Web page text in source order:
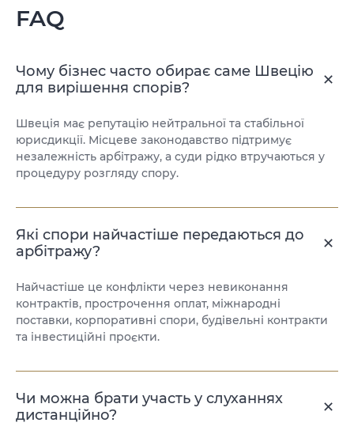
FAQ
Чому бізнес часто обирає саме Швецію
для вирішення спорів?
Швеція має репутацію нейтральної та стабільної
юрисдикції. Місцеве законодавство підтримує
незалежність арбітражу, а суди рідко втручаються у
процедуру розгляду спору.
Які спори найчастіше передаються до
арбітражу?
Найчастіше це конфлікти через невиконання
контрактів, прострочення оплат, міжнародні
поставки, корпоративні спори, будівельні контракти
та інвестиційні проєкти.
Чи можна брати участь у слуханнях
дистанційно?